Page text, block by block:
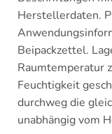
Herstellerdaten.
Beipackzettel.
Raumtemperatur
Feuchtigkeit
durchweg die
unabhängig vom